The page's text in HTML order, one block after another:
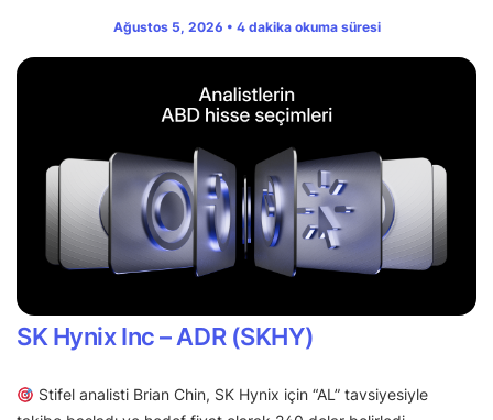
Ağustos 5, 2026 • 4 dakika okuma süresi
SK Hynix Inc – ADR (SKHY)
Stifel analisti Brian Chin, SK Hynix için “AL” tavsiyesiyle